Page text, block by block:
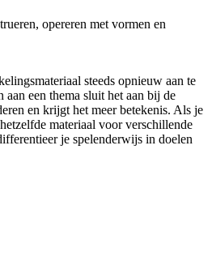
opereren met vormen en
steeds opnieuw aan te
een thema sluit het aan bij de
en krijgt het meer betekenis. Als je
materiaal voor verschillende
je spelenderwijs in doelen